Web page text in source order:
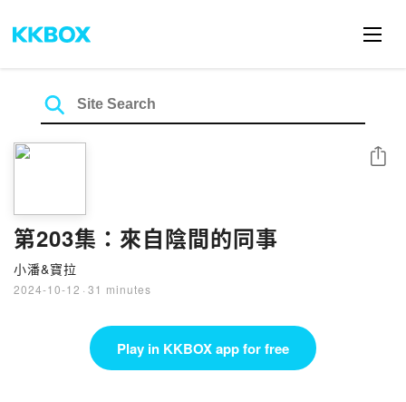
第203集：來自陰間的同事
小潘&寶拉
2024-10-12 · 31 minutes
Share
Play in KKBOX app for free